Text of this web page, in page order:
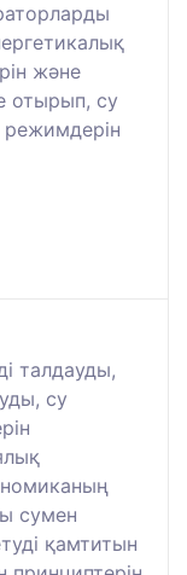
және
отырып, су
талдауды,
су
сумен
қамтитын